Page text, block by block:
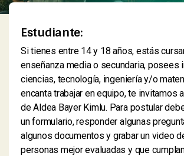
Estudiante:
Si tienes entre 14 y 18 años, estás
enseñanza media o secundaria, posees
ciencias, tecnología, ingeniería y/o
encanta trabajar en equipo, te invitamos
de Aldea Bayer Kimlu. Para postular
un formulario, responder algunas
algunos documentos y grabar un video
personas mejor evaluadas y que